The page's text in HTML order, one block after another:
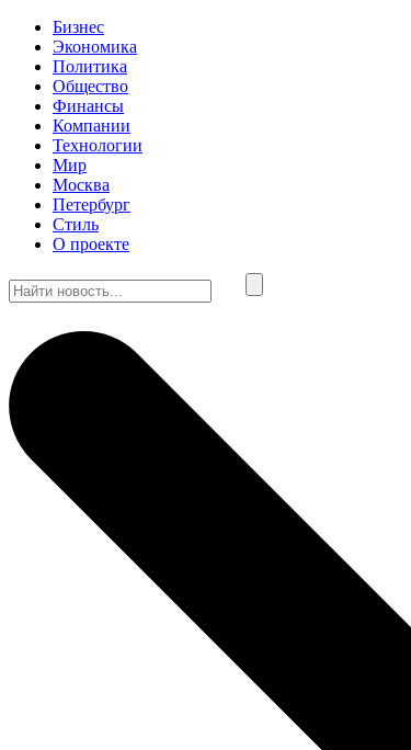
Бизнес
Экономика
Политика
Общество
Финансы
Компании
Технологии
Мир
Москва
Петербург
Стиль
О проекте